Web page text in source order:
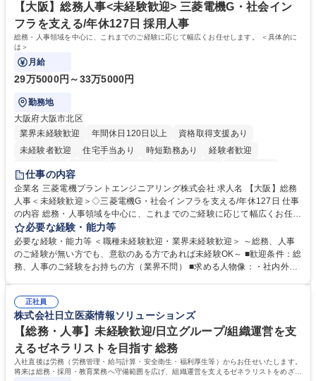
社員から頼られる存在になることができます。平均19:30の退勤以降の業
務の持ち帰りも禁止されており、メリハリのある働き方となります。 学
歴・資格 学歴：大学院 大学 高専 短大 語学力： 資格：
【大阪】総務人事<未経験歓迎> 三菱電機G・社会イン
フラを支える/年休127日 採用人事
総務・人事領域を中心に、これまでのご経験に応じて幅広くお任せします。 ＜具体的に
は＞
月給
29万5000円～33万5000円
勤務地
大阪府大阪市北区
業界未経験歓迎
年間休日120日以上
資格取得支援あり
未経験者歓迎
住宅手当あり 時短勤務あり
経験者歓迎
退職金あり
駅近5分以内
土日祝休み 服装自由 寮・社宅あり 食事補助あり
仕事の内容
企業名 三菱電機プラントエンジニアリング株式会社 求人名 【大阪】総務
人事＜未経験歓迎＞◇三菱電機G・社会インフラを支える/年休127日 仕事
の内容 総務・人事領域を中心に、これまでのご経験に応じて幅広くお任せ
します。 ＜具体的には＞ ・総務/人事労務（給与・社保・勤怠管理など）
・採用・教育研修 ・福利厚生運用 など ※基本的には事務所勤務ですが、
採用や教育等の業務内容により、関西圏以外への日帰り・宿泊を伴う国内
出張もございます。 ※担当業務を持ちつつ、お互いに助け合いながら、総
必要な経験・能力等
必要な経験・能力等 ＜職種未経験歓迎・業界未経験歓迎＞ ～総務、人事
のご経験が無い方でも、意欲のある方であれば未経験OK～ ■歓迎条件：総
務、人事のご経験をお持ちの方（業界不問） ■求める人物像：・社内外の
正社員
株式会社日立医薬情報ソリューションズ
【総務・人事】未経験歓迎/日立グループ/組織運営を支
えるゼネラリストを目指す 総務
入社直後は労務（労務管理・給与計算・安全衛生・福利厚生等）からお任せいたします。
将来は総務・採用・教育業務へ守備範囲を広げ、組織運営を支えるゼネラリストをめざせ